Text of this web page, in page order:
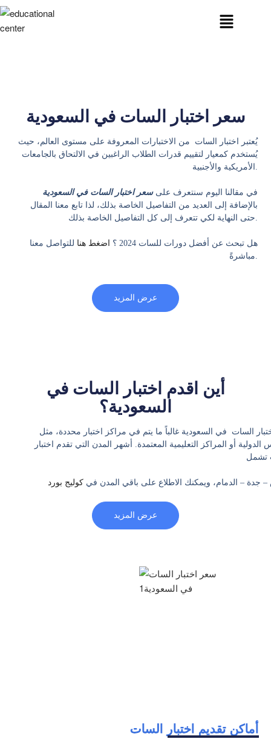
سعر اختبار السات في السعودية
يُعتبر اختبار السات من الاختبارات المعروفة على مستوى العالم، حيث
يُستخدم كمعيار لتقييم قدرات الطلاب الراغبين في الالتحاق بالجامعات
الأمريكية والأجنبية.
في مقالنا اليوم سنتعرف علىسعر اختبار السات في السعودية
بالإضافة إلى العديد من التفاصيل الخاصة بذلك، لذا تابع معنا المقال
حتى النهاية لكي تتعرف إلى كل التفاصيل الخاصة بذلك.
هل تبحث عن أفضل دورات للسات 2024 ؟ اضغط هنا للتواصل معنا
مباشرةً.
عرض المزيد
أين اقدم اختبار السات في
السعودية؟
السات في السعودية غالباً ما يتم في مراكز اختبار محددة، مثل
الدولية أو المراكز التعليمية المعتمدة. أشهر المدن التي تقدم اختبار
– جدة – الدمام، ويمكنك الاطلاع على باقي المدن فيكوليج بورد
عرض المزيد
أماكن تقديم اختبار السات